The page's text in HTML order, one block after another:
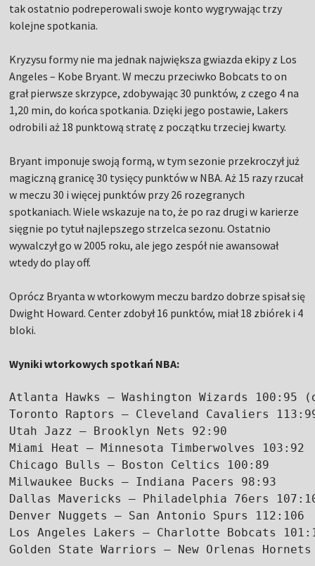
tak ostatnio podreperowali swoje konto wygrywając trzy
kolejne spotkania.
Kryzysu formy nie ma jednak największa gwiazda ekipy z Los
Angeles – Kobe Bryant. W meczu przeciwko Bobcats to on
grał pierwsze skrzypce, zdobywając 30 punktów, z czego 4 na
1,20 min, do końca spotkania. Dzięki jego postawie, Lakers
odrobili aż 18 punktową stratę z początku trzeciej kwarty.
Bryant imponuje swoją formą, w tym sezonie przekroczył już
magiczną granicę 30 tysięcy punktów w NBA. Aż 15 razy rzucał
w meczu 30 i więcej punktów przy 26 rozegranych
spotkaniach. Wiele wskazuje na to, że po raz drugi w karierze
sięgnie po tytuł najlepszego strzelca sezonu. Ostatnio
wywalczył go w 2005 roku, ale jego zespół nie awansował
wtedy do play off.
Oprócz Bryanta w wtorkowym meczu bardzo dobrze spisał się
Dwight Howard. Center zdobył 16 punktów, miał 18 zbiórek i 4
bloki.
Wyniki wtorkowych spotkań NBA:
Atlanta Hawks – Washington Wizards 100:95
Toronto Raptors – Cleveland Cavaliers
Utah Jazz – Brooklyn Nets 92:90
Miami Heat – Minnesota Timberwolves 103:92
Chicago Bulls – Boston Celtics 100:89
Milwaukee Bucks – Indiana Pacers 98:93
Dallas Mavericks – Philadelphia 76ers
Denver Nuggets – San Antonio Spurs 112:106
Los Angeles Lakers – Charlotte Bobcats